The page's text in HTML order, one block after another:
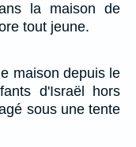
la maison de
tout jeune.
maison depuis le
d'Israël hors
sous une tente